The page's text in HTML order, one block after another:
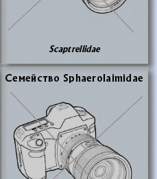
Scaptrellidae
Се­мей­ство Sphaerolaimidae